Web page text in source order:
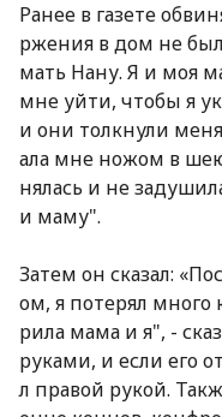
Ранее в газете
ржения в дом не
мать Нану. Я и моя
мне уйти, чтобы я
и они толкнули
ала мне ножом в
нялась и не
и маму".
Затем он сказал:
ом, я потерял много
рила мама и я", -
руками, и если его
л правой рукой.